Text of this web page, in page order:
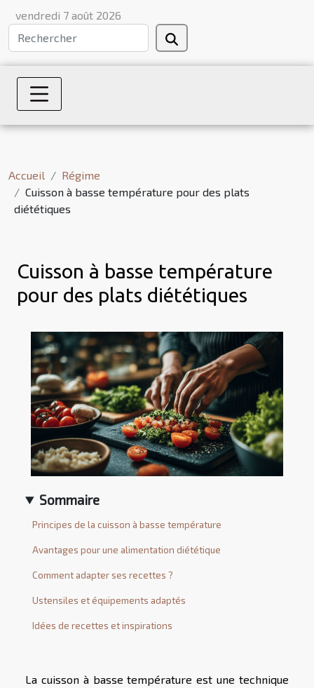
vendredi 7 août 2026
Accueil
Régime
Cuisson à basse température pour des plats
diététiques
Cuisson à basse température
pour des plats diététiques
Sommaire
Principes de la cuisson à basse température
Avantages pour une alimentation diététique
Comment adapter ses recettes ?
Ustensiles et équipements adaptés
Idées de recettes et inspirations
La cuisson à basse température est une technique